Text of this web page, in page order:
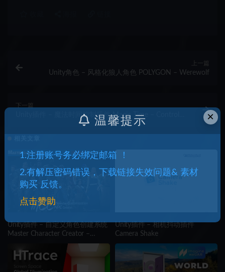
上一篇
Unity角色 – 风格化狼人角色 POLYGON – Werewolf
下一篇
Unity插件 – 魔法时间控制插件 Magic Time – Control
Time per Object (Local Time Scale)
Unity插件 – 自定义角色创建系统
Master Character Creator –
Character Customization/NPC
Creator
Unity插件 – 相机抖动插件
Camera Shake
×
温馨提示
1.注册账号务必绑定邮箱 ！
2.有解压密码错误，下载链接失效问题& 素材
购买 反馈。
点击赞助